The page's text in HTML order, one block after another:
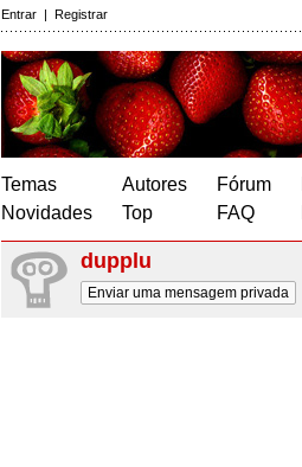
Entrar | Registrar
Temas
Novidades
Autores
Top
Fórum
FAQ
dupplu
Enviar uma mensagem privada